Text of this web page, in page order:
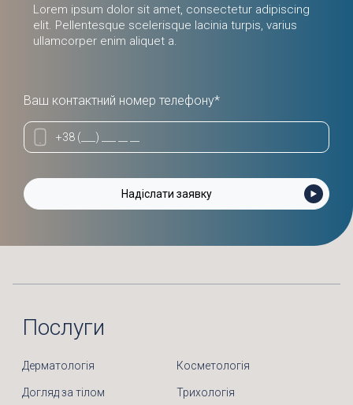
Lorem ipsum dolor sit amet, consectetur adipiscing
elit. Pellentesque scelerisque lacinia turpis, varius
ullamcorper enim aliquet a.
Ваш контактний номер телефону*
Послуги
Дерматологія Косметологія
Догляд за тілом Трихологія